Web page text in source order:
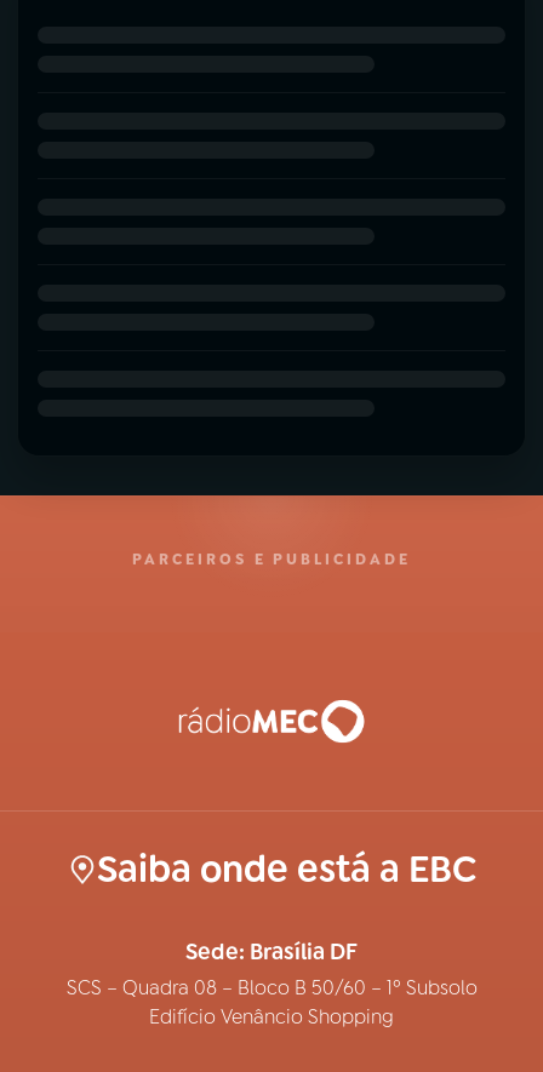
PARCEIROS E PUBLICIDADE
Saiba onde está a EBC
Sede: Brasília DF
SCS – Quadra 08 – Bloco B 50/60 – 1º Subsolo
Edifício Venâncio Shopping